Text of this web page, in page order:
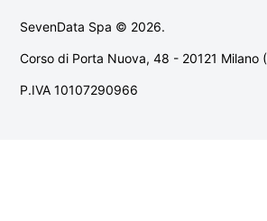
SevenData Spa © 2026.
Corso di Porta Nuova, 48 - 20121 Milano
P.IVA 10107290966